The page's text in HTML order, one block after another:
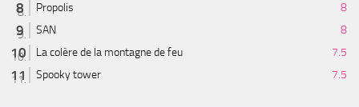
Propolis
8
SAN
8
La colère de la montagne de feu
7.5
Spooky tower
7.5